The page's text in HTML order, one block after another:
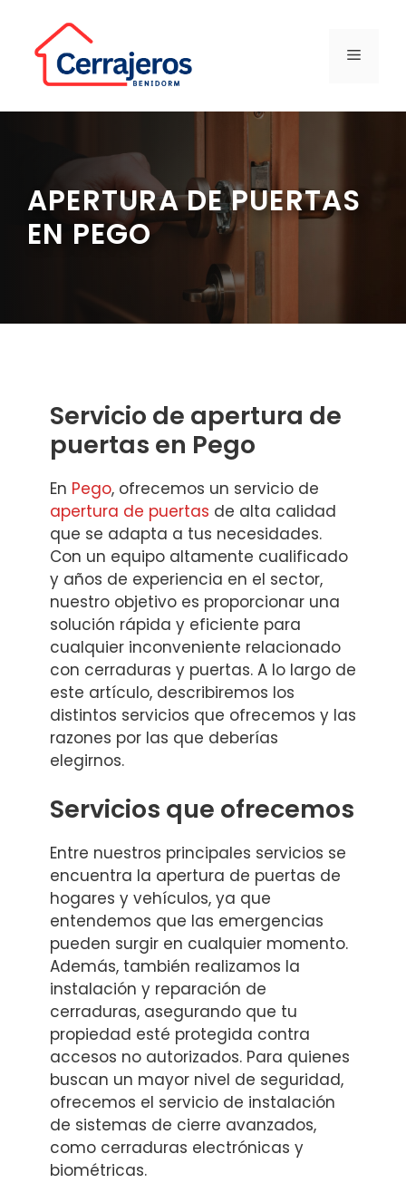
contenido
MENÚ
APERTURA DE PUERTAS
EN PEGO
Servicio de apertura de
puertas en Pego
En Pego, ofrecemos un servicio de
apertura de puertas de alta calidad
que se adapta a tus necesidades.
Con un equipo altamente cualificado
y años de experiencia en el sector,
nuestro objetivo es proporcionar una
solución rápida y eficiente para
cualquier inconveniente relacionado
con cerraduras y puertas. A lo largo de
este artículo, describiremos los
distintos servicios que ofrecemos y las
razones por las que deberías
elegirnos.
Servicios que ofrecemos
Entre nuestros principales servicios se
encuentra la apertura de puertas de
hogares y vehículos, ya que
entendemos que las emergencias
pueden surgir en cualquier momento.
Además, también realizamos la
instalación y reparación de
cerraduras, asegurando que tu
propiedad esté protegida contra
accesos no autorizados. Para quienes
buscan un mayor nivel de seguridad,
ofrecemos el servicio de instalación
de sistemas de cierre avanzados,
como cerraduras electrónicas y
biométricas.